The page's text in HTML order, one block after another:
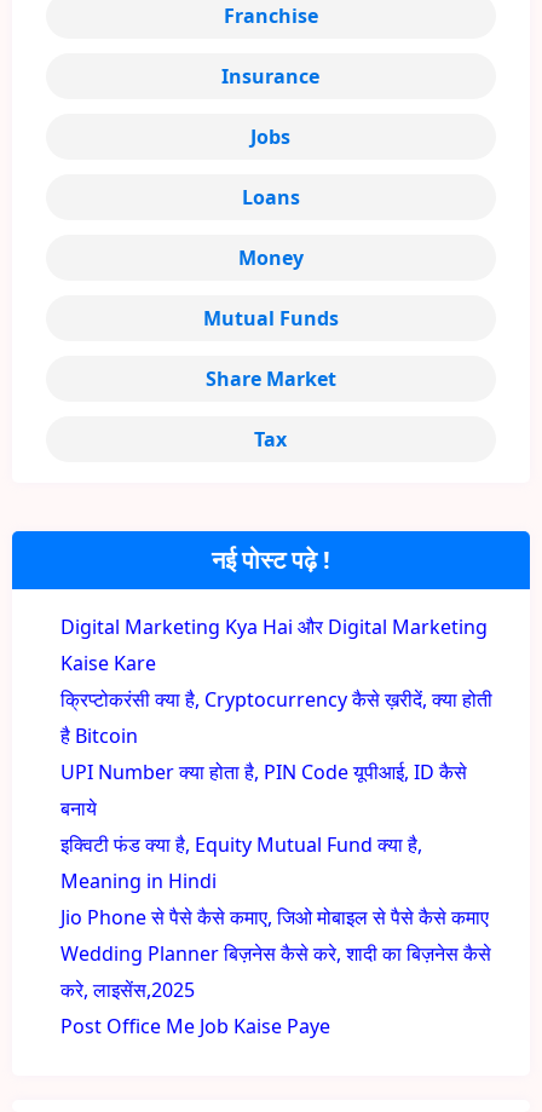
नई पोस्ट पढ़े !
Digital Marketing Kya Hai और Digital Marketing
Kaise Kare
क्रिप्टोकरंसी क्या है, Cryptocurrency कैसे ख़रीदें, क्या होती
है Bitcoin
UPI Number क्या होता है, PIN Code यूपीआई, ID कैसे
बनाये
इक्विटी फंड क्या है, Equity Mutual Fund क्या है,
Meaning in Hindi
Jio Phone से पैसे कैसे कमाए, जिओ मोबाइल से पैसे कैसे कमाए
Wedding Planner बिज़नेस कैसे करे, शादी का बिज़नेस कैसे
करे, लाइसेंस,2025
Post Office Me Job Kaise Paye
Franchise
Insurance
Jobs
Loans
Money
Mutual Funds
Share Market
Tax